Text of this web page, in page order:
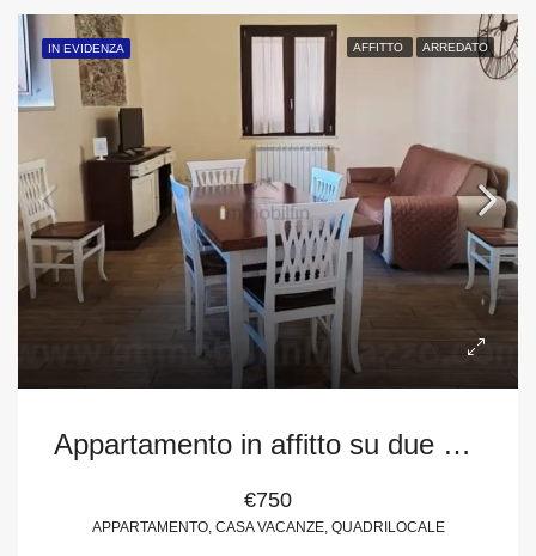
IN EVIDENZA AFFITTO ARREDATO
Appartamento in affitto su due piani in Piazza Generale G. Nastasi, a Milazzo (Me)
€750
APPARTAMENTO, CASA VACANZE, QUADRILOCALE